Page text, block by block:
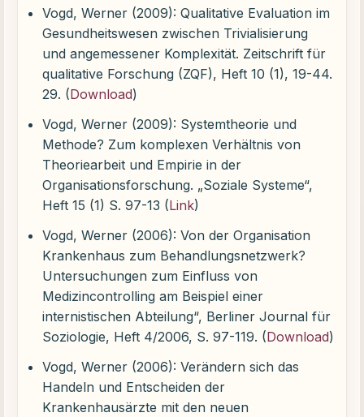
Vogd, Werner (2009): Qualitative Evaluation im
Gesundheitswesen zwischen Trivialisierung
und angemessener Komplexität. Zeitschrift für
qualitative Forschung (ZQF), Heft 10 (1), 19-44.
29. (Download)
Vogd, Werner (2009): Systemtheorie und
Methode? Zum komplexen Verhältnis von
Theoriearbeit und Empirie in der
Organisationsforschung. „Soziale Systeme“,
Heft 15 (1) S. 97-13 (Link)
Vogd, Werner (2006): Von der Organisation
Krankenhaus zum Behandlungsnetzwerk?
Untersuchungen zum Einfluss von
Medizincontrolling am Beispiel einer
internistischen Abteilung“, Berliner Journal für
Soziologie, Heft 4/2006, S. 97-119. (Download)
Vogd, Werner (2006): Verändern sich das
Handeln und Entscheiden der
Krankenhausärzte mit den neuen